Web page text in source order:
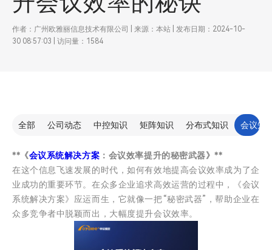
作者：广州欧雅丽信息技术有限公司 | 来源：本站 | 发布日期：2024-10-
30 08:57:03 | 访问量：1584
全部 公司动态 中控知识 矩阵知识 分布式知识 会议知
**《会议系统解决方案 ：会议效率提升的秘密武器》**
在这个信息飞速发展的时代，如何有效地提高会议效率成为了企
业成功的重要环节。在众多企业追求高效运营的过程中，《会议
系统解决方案》应运而生，它就像一把“秘密武器”，帮助企业在
众多竞争者中脱颖而出，大幅度提升会议效率。